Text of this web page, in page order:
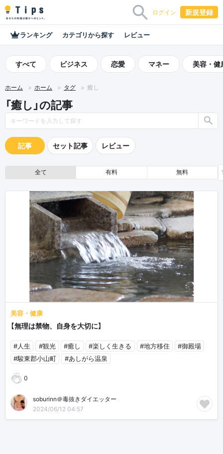
ログイン 新規登録
ランキング カテゴリから探す レビュー
すべて ビジネス 恋愛 マネー 美容・健
ホーム ホーム タグ 癒し
「癒し」の記事
記事 セット記事 レビュー
全て 有料 無料
美容・健康
【無理は禁物、自身を大切に】
#人生 #観光 #癒し #楽しく生きる #地方移住
#御殿場
#駿東郡小山町
#あしがら温泉
0
soburinn＠毒抜きダイエッター
2024/06/12 04:57